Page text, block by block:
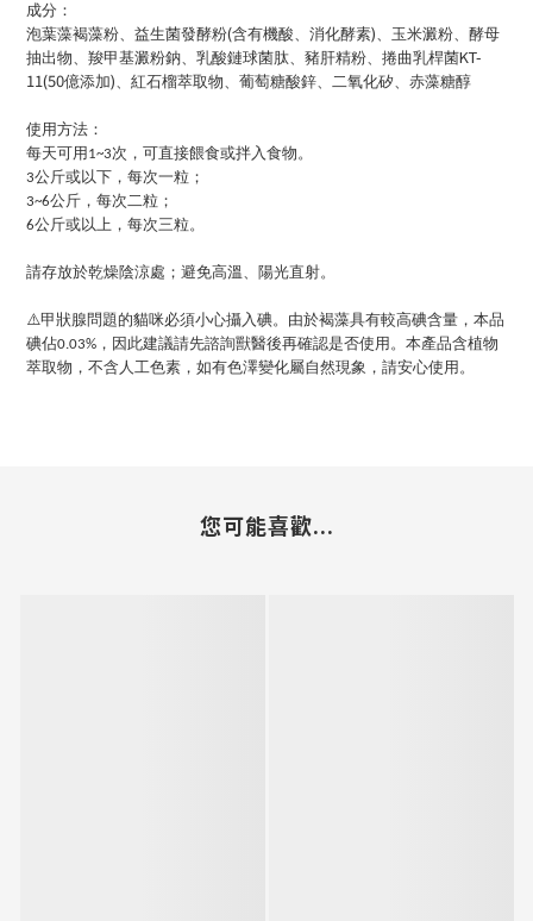
成分：
泡葉藻褐藻粉、益生菌發酵粉(含有機酸、消化酵素)、玉米澱粉、酵母
抽出物、羧甲基澱粉鈉、乳酸鏈球菌肽、豬肝精粉、捲曲乳桿菌KT-
11(50億添加)、紅石榴萃取物、葡萄糖酸鋅、二氧化矽、赤藻糖醇
使用方法：
每天可用 1~3次，可直接餵食或拌入食物。
3公斤或以下，每次一粒；
3~6公斤，每次二粒；
6公斤或以上，每次三粒。
請存放於乾燥陰涼處；避免高溫、陽光直射。
⚠️甲狀腺問題的貓咪必須小心攝入碘。由於褐藻具有較高碘含量，本品
碘佔0.03% ，因此建議請先諮詢獸醫後再確認是否使用。本產品含植物
萃取物，不含人工色素，如有色澤變化屬自然現象，請安心使用。
您可能喜歡...